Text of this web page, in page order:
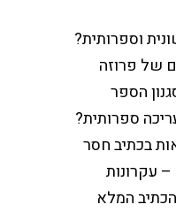
וספרותית?
של פרוזה
הספר
ספרותית?
בכתיב חסר
עקרונות
המלא